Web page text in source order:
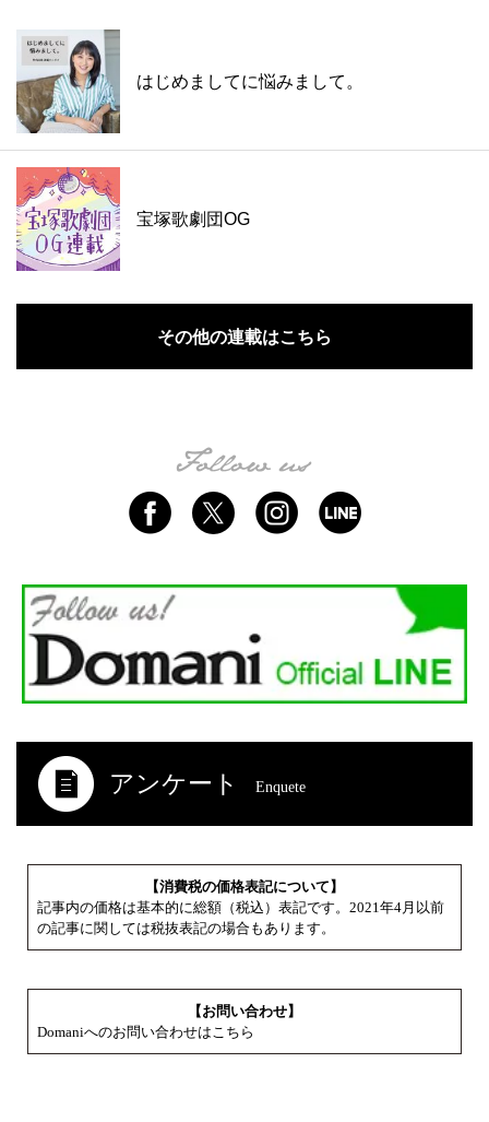
はじめましてに悩みまして。
宝塚歌劇団OG
その他の連載はこちら
アンケート Enquete
【消費税の価格表記について】
記事内の価格は基本的に総額（税込）表記です。2021年4月以前
の記事に関しては税抜表記の場合もあります。
【お問い合わせ】
Domaniへのお問い合わせはこちら